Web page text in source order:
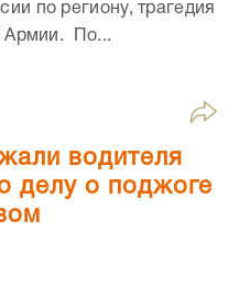
по региону, трагедия
Армии. По...
водителя
делу о поджоге